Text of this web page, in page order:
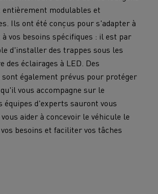
entièrement modulables et
Ils ont été conçus pour s'adapter à
vos besoins spécifiques : il est par
d'installer des trappes sous les
des éclairages à LED. Des
sont également prévus pour protéger
vous accompagne sur le
équipes d'experts sauront vous
aider à concevoir le véhicule le
besoins et faciliter vos tâches